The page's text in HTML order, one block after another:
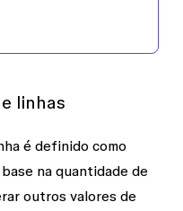
linhas
é definido como
na quantidade de
outros valores de